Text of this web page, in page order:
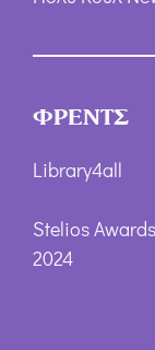
ΦΡΕΝΤΣ
Library4all
Stelios
2024